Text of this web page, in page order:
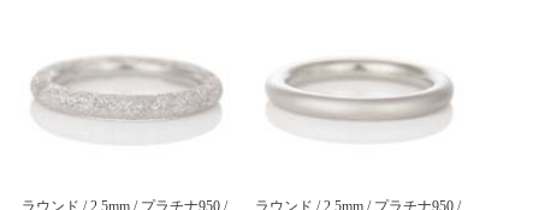
ラウンド / 2.5mm / プラチナ950 /
ラウンド / 2.5mm / プラチナ950 /